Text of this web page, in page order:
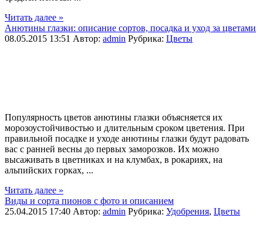
Читать далее »
Анютины глазки: описание сортов, посадка и уход за цветами
08.05.2015 13:51 Автор: admin Рубрика: Цветы
Популярность цветов анютины глазки объясняется их
морозоустойчивостью и длительным сроком цветения. При
правильной посадке и уходе анютины глазки будут радовать
вас с ранней весны до первых заморозков. Их можно
высаживать в цветниках и на клумбах, в рокариях, на
альпийских горках, ...
Читать далее »
Виды и сорта пионов с фото и описанием
25.04.2015 17:40 Автор: admin Рубрика: Удобрения, Цветы